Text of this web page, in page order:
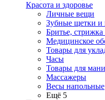
Красота и здоровье
Личные вещи
Зубные щетки и
Бритье,
Медицинское
Товары для
Часы
Товары для
Массажеры
Весы напольные
Ещё 5